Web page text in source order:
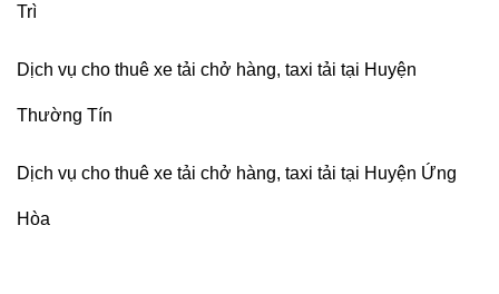
Trì
Dịch vụ cho thuê xe tải chở hàng, taxi tải tại Huyện
Thường Tín
Dịch vụ cho thuê xe tải chở hàng, taxi tải tại Huyện Ứng
Hòa